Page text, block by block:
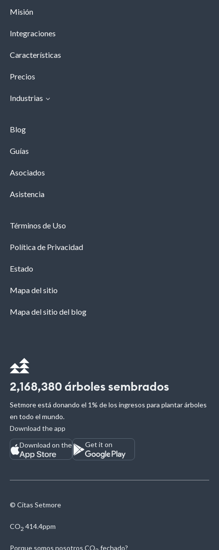
Misión
Integraciones
Características
Precios
Industrias
Blog
Guías
Asociados
Asistencia
Términos de Uso
Política de Privacidad
Estado
Mapa del sitio
Mapa del sitio del blog
2,168,380 árboles sembrados
Setmore está donando el 1% de los ingresos para plantar árboles
en todo el mundo.
Download the app
Download on the
Get it on
© Citas Setmore
CO2 414.4ppm
Porque somos nosotros CO fechado?